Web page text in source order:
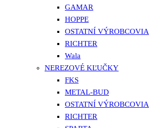
GAMAR
HOPPE
OSTATNÍ VÝROBCOVIA
RICHTER
Wala
NEREZOVÉ KĽUČKY
FKS
METAL-BUD
OSTATNÍ VÝROBCOVIA
RICHTER